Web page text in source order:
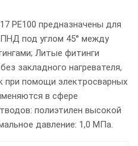
PE100 предназначены для
под углом 45° между
Литые фитинги
закладного нагревателя,
при помощи электросварных
в сфере
полиэтилен высокой
давление: 1,0 МПа.